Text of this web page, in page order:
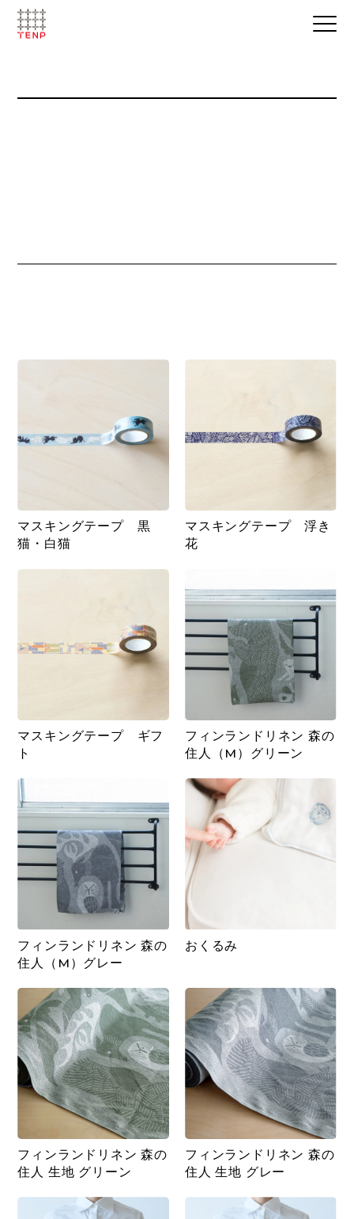
マスキングテープ 黒
猫・白猫
マスキングテープ 浮き
花
マスキングテープ ギフ
ト
フィンランドリネン 森の
住人（M）グリーン
フィンランドリネン 森の
住人（M）グレー
おくるみ
フィンランドリネン 森の
住人 生地 グリーン
フィンランドリネン 森の
住人 生地 グレー